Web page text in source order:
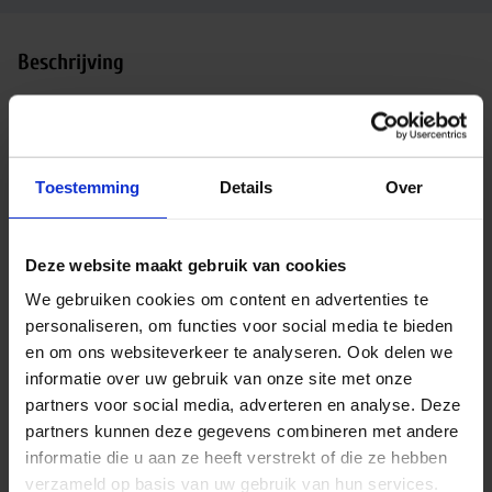
Toestemming Details Over
Deze website maakt gebruik van cookies
We gebruiken cookies om content en advertenties te
personaliseren, om functies voor social media te bieden
en om ons websiteverkeer te analyseren. Ook delen we
informatie over uw gebruik van onze site met onze
partners voor social media, adverteren en analyse. Deze
partners kunnen deze gegevens combineren met andere
informatie die u aan ze heeft verstrekt of die ze hebben
verzameld op basis van uw gebruik van hun services.
Beschrijving
Philips CorePro LED capsule MV 4W 827 | G9 –
Philips CorePro LED capsule serie
De Philips
CorePro LED capsule MV 4W maakt deel uit van de
Philips. Deze LED-lamp is ontworpen als directe
van 40W. Dankzij het compacte ontwerp past de
lamp perfect in kleine armaturen zoals
wandlampen, plafondlampen, hanglampen en
andere decoratieve toepassingen. De lamp biedt
dezelfde warme uitstraling als halogeen, maar met
een veel lager energieverbruik.
Zuinige vervangerMet een energieverbruik van